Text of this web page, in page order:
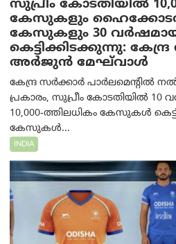
സുപ്രീം കോടതിയിൽ
കേസുകളും
കേസുകളും 30
കെട്ടിക്കിടക്കുന്നു: കേന്ദ്ര
അര്‍ജുന്‍ മേഘ്‌വാള്‍
കേന്ദ്ര സർക്കാർ
പ്രകാരം, സുപ്രീം കോടതിയിൽ 10
10,000-ത്തിലധികം കേസുകൾ
കേസുകൾ...
INDIA